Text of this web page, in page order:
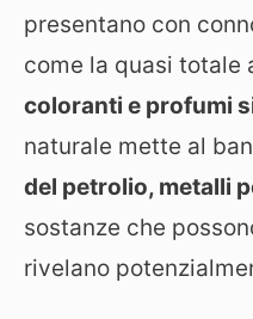
presentano con
come la quasi totale
coloranti e profumi
naturale mette al
del petrolio, metalli
sostanze che
rivelano